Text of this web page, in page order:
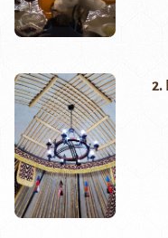
2.